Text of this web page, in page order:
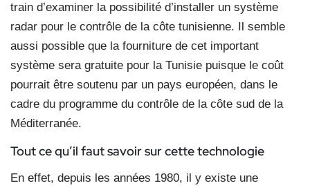
train d’examiner la possibilité d’installer un système
radar pour le contrôle de la côte tunisienne. Il semble
aussi possible que la fourniture de cet important
système sera gratuite pour la Tunisie puisque le coût
pourrait être soutenu par un pays européen, dans le
cadre du programme du contrôle de la côte sud de la
Méditerranée.
Tout ce qu’il faut savoirsur cette technologie
En effet, depuis les années 1980, il y existe une